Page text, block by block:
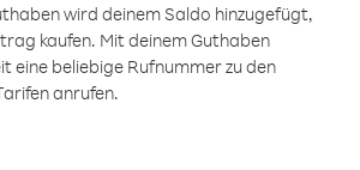
wird deinem Saldo hinzugefügt,
kaufen. Mit deinem Guthaben
eine beliebige Rufnummer zu den
anrufen.